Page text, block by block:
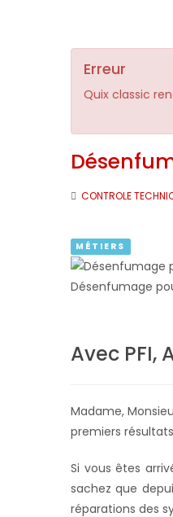
Erreur
Quix classic
CONTROLE
MÉTIERS
Désenfumage
Avec PFI,
Madame,
premiers
Si vous êtes
sachez que
réparations des